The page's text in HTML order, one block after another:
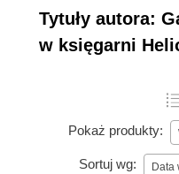
Tytuły autora:
w księgarni
Pokaż produkty:
Sortuj wg: Data